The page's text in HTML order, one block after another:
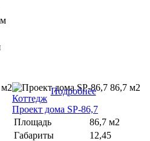
Подробнее
86,7 м2
Коттедж
Проект дома SP-86,7
Площадь
86,7 м2
Габариты
12,45